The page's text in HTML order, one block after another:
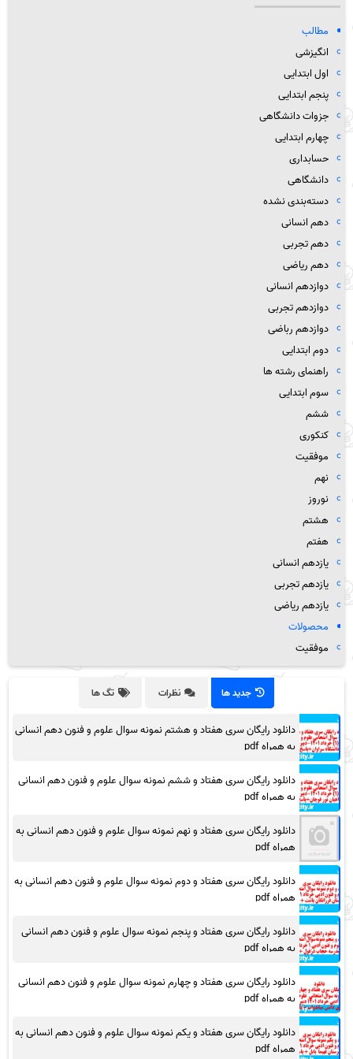
مطالب
انگیزشی
اول ابتدایی
پنجم ابتدایی
جزوات دانشگاهی
چهارم ابتدایی
حسابداری
دانشگاهی
دسته‌بندی نشده
دهم انسانی
دهم تجربی
دهم ریاضی
دوازدهم انسانی
دوازدهم تجربی
دوازدهم رباضی
دوم ابتدایی
راهنمای رشته ها
سوم ابتدایی
ششم
کنکوری
موفقیت
نهم
نوروز
هشتم
هفتم
یازدهم انسانی
یازدهم تجربی
یازدهم ریاضی
محصولات
موفقیت
جدید ها نظرات تگ ها
دانلود رایگان سری هفتاد و هشتم نمونه سوال علوم و فنون دهم انسانی
به همراه pdf
دانلود رایگان سری هفتاد و ششم نمونه سوال علوم و فنون دهم انسانی
به همراه pdf
دانلود رایگان سری هفتاد و نهم نمونه سوال علوم و فنون دهم انسانی به
همراه pdf
دانلود رایگان سری هفتاد و دوم نمونه سوال علوم و فنون دهم انسانی به
همراه pdf
دانلود رایگان سری هفتاد و پنجم نمونه سوال علوم و فنون دهم انسانی
به همراه pdf
دانلود رایگان سری هفتاد و چهارم نمونه سوال علوم و فنون دهم انسانی
به همراه pdf
دانلود رایگان سری هفتاد و یکم نمونه سوال علوم و فنون دهم انسانی به
همراه pdf